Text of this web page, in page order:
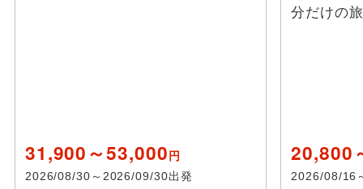
31,900～53,000円
2026/08/30～2026/09/30出発
分だけの
20,800
2026/08/16